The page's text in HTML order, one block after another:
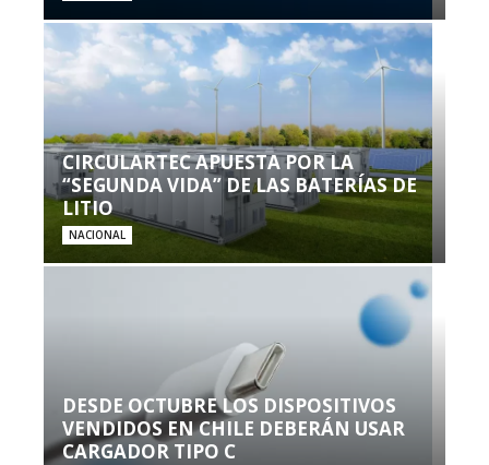
CIRCULARTEC APUESTA POR LA
“SEGUNDA VIDA” DE LAS BATERÍAS DE
LITIO
NACIONAL
DESDE OCTUBRE LOS DISPOSITIVOS
VENDIDOS EN CHILE DEBERÁN USAR
CARGADOR TIPO C